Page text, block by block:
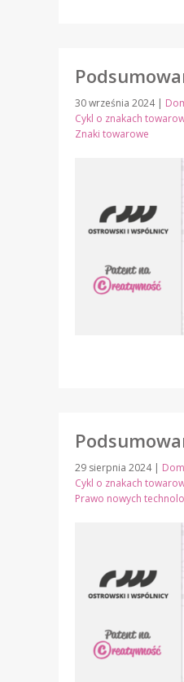
30 września 2024 |
Cykl o znakach
Znaki towarowe
29 sierpnia 2024 |
Cykl o znakach
Prawo nowych